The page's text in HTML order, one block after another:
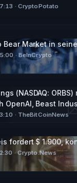
· CryptoPotato
Bear Market in
· BeInCrypto
(NASDAQ:
OpenAI, Beast
· TheBitCoinNews
fordert $ 1.900,
· Crypto.News